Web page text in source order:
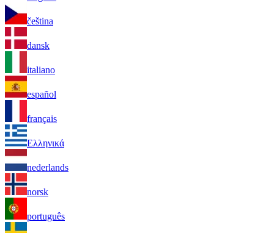
čeština
dansk
italiano
español
français
Ελληνικά
nederlands
norsk
português